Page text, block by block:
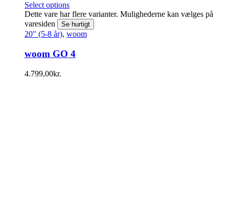
Select options
Dette vare har flere varianter. Mulighederne kan vælges på
varesiden
Se hurtigt
20" (5-8 år), woom
woom GO 4
4.799,00kr.